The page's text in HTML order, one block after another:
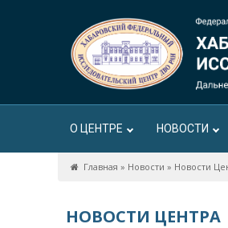
О ЦЕНТРЕ НОВОСТИ
Главная » Новости » Новости
НОВОСТИ ЦЕНТРА